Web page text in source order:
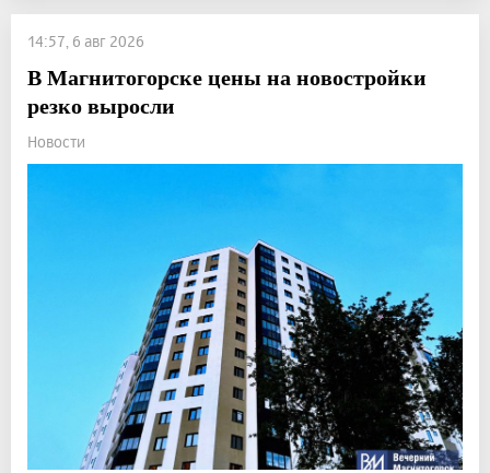
14:57, 6 авг 2026
В Магнитогорске цены на новостройки
резко выросли
Новости